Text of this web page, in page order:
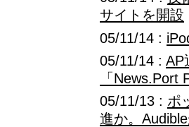
サイトを開設
05/11/14 :
05/11/14 : AP
「News.Port
05/11/13 : ポ
進か。